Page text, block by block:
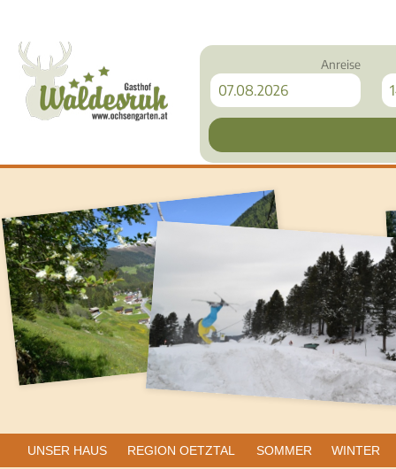
Anreise
UNSER HAUS REGION OETZTAL SOMMER WINTER